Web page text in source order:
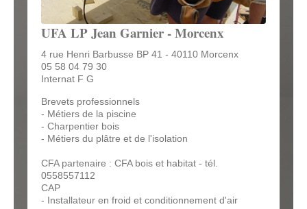
UFA LP Jean Garnier - Morcenx
4 rue Henri Barbusse BP 41 - 40110 Morcenx
05 58 04 79 30
Internat F G
Brevets professionnels
- Métiers de la piscine
- Charpentier bois
- Métiers du plâtre et de l'isolation
CFA partenaire : CFA bois et habitat - tél.
0558557112
CAP
- Installateur en froid et conditionnement d'air